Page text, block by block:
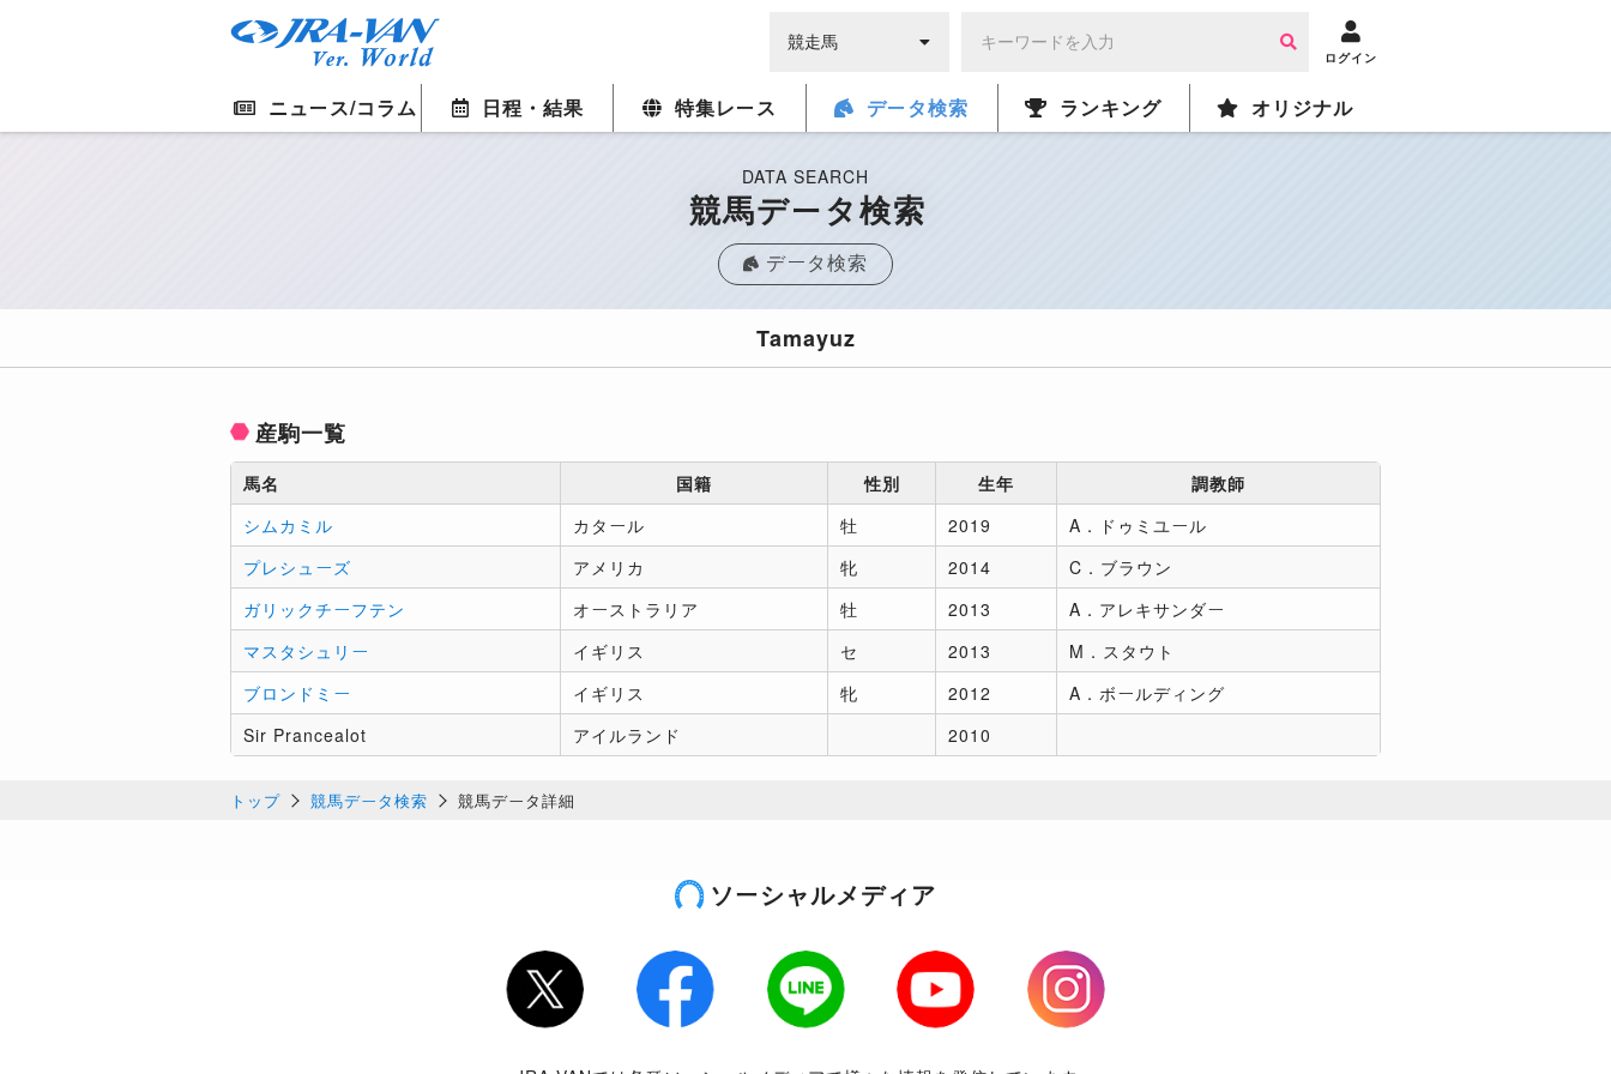
ログイン
ニュース/コラム 日程・結果 特集レース データ検索 ランキング オリジナル
DATA SEARCH
競馬データ検索
データ検索
Tamayuz
産駒一覧
馬名 国籍 性別 生年
調教師
シムカミル
カタール 牡 2019
A．ドゥミユール
プレシューズ
アメリカ 牝 2014
C．ブラウン
ガリックチーフテン
オーストラリア 牡 2013
A．アレキサンダー
マスタシュリー
イギリス セ 2013
M．スタウト
ブロンドミー
イギリス 牝 2012
A．ボールディング
Sir Prancealot
アイルランド 2010
トップ 競馬データ検索 競馬データ詳細
ソーシャルメディア
Twitter LINE Youtube
Instagram